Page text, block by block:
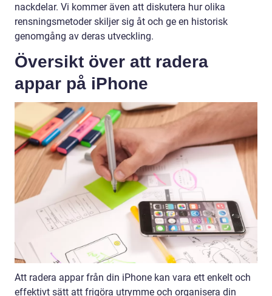
nackdelar. Vi kommer även att diskutera hur olika
rensningsmetoder skiljer sig åt och ge en historisk
genomgång av deras utveckling.
Översikt över att radera
appar på iPhone
Att radera appar från din iPhone kan vara ett enkelt och
effektivt sätt att frigöra utrymme och organisera din